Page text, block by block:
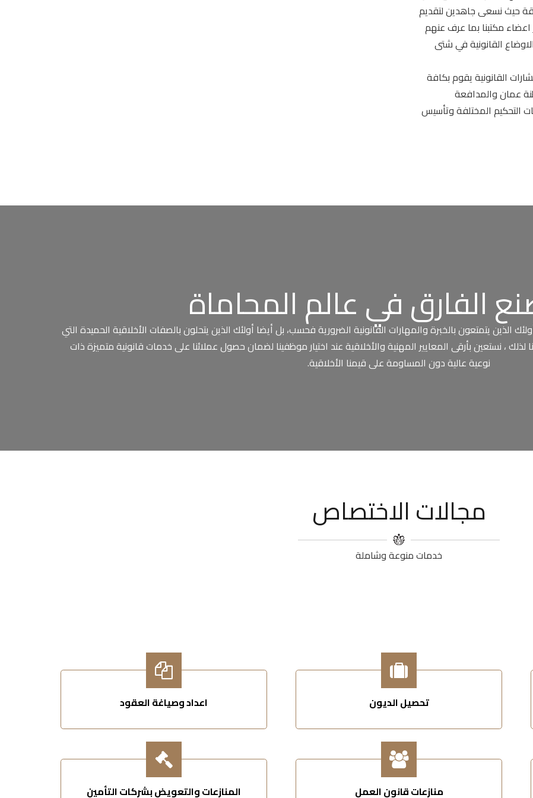
حيث نسعى جاهدين لتقديم
مكتبنا بما عرف عنهم
القانونية في شتى
القانونية يقوم بكافة
عمان والمدافعة
التحكيم المختلفة وتأسيس
الفارق في عالم المحاماة
الذين يتمتعون بالخبرة والمهارات القانونية الضرورية فحسب، بل أيضا أولئك الذين يتحلون بالصفات الأخلاقية الحميدة التي
، نستعين بأرقى المعايير المهنية والأخلاقية عند اختيار موظفينا لضمان حصول عملائنا على خدمات قانونية متميزة ذات
نوعية عالية دون المساومة على قيمنا الأخلاقية.
مجالات الاختصاص
خدمات منوعة وشاملة
تحصيل الديون
منازعات قانون العمل
اعداد وصياغة العقود
المنازعات والتعويض بشركات التأمين